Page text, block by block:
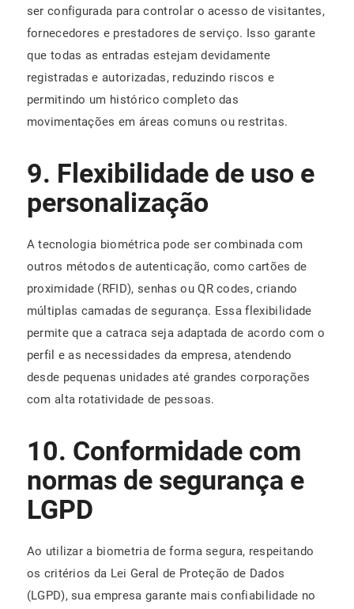
ser configurada para controlar o acesso de visitantes,
fornecedores e prestadores de serviço. Isso garante
que todas as entradas estejam devidamente
registradas e autorizadas, reduzindo riscos e
permitindo um histórico completo das
movimentações em áreas comuns ou restritas.
9. Flexibilidade de uso e
personalização
A tecnologia biométrica pode ser combinada com
outros métodos de autenticação, como cartões de
proximidade (RFID), senhas ou QR codes, criando
múltiplas camadas de segurança. Essa flexibilidade
permite que a catraca seja adaptada de acordo com o
perfil e as necessidades da empresa, atendendo
desde pequenas unidades até grandes corporações
com alta rotatividade de pessoas.
10. Conformidade com
normas de segurança e
LGPD
Ao utilizar a biometria de forma segura, respeitando
os critérios da Lei Geral de Proteção de Dados
(LGPD), sua empresa garante mais confiabilidade no